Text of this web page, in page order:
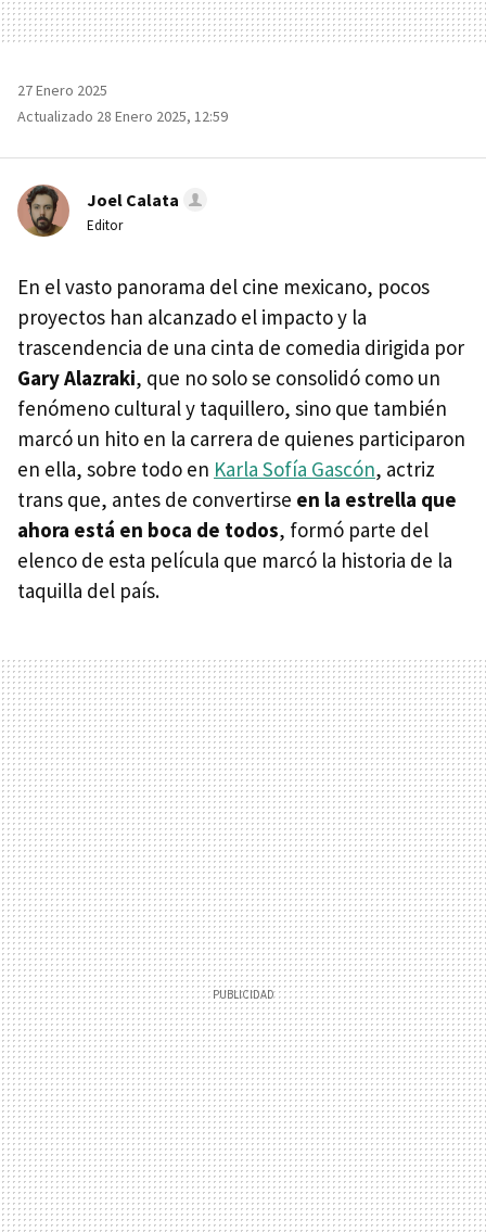
27 Enero 2025
Actualizado 28 Enero 2025, 12:59
Joel Calata
Editor
En el vasto panorama del cine mexicano, pocos
proyectos han alcanzado el impacto y la
trascendencia de una cinta de comedia dirigida por
Gary Alazraki, que no solo se consolidó como un
fenómeno cultural y taquillero, sino que también
marcó un hito en la carrera de quienes participaron
en ella, sobre todo en Karla Sofía Gascón, actriz
trans que, antes de convertirse en la estrella que
ahora está en boca de todos, formó parte del
elenco de esta película que marcó la historia de la
taquilla del país.